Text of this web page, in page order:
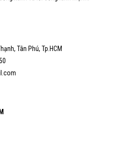
Tân Phú, Tp.HCM